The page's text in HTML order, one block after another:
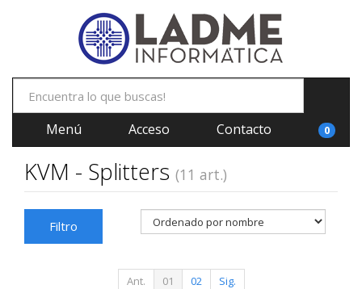
Menú Acceso Contacto 0
KVM - Splitters (11 art.)
Filtro
Ant. 01 02 Sig.